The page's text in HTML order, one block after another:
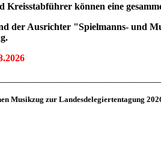
Kreisstabführer können eine
der Ausrichter "Spielmanns- und
Musikzug zur Landesdelegiertentagung